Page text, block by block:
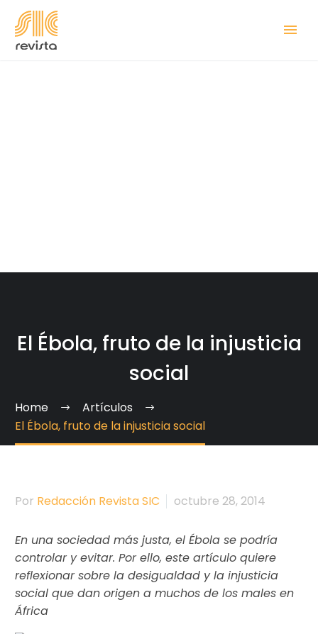
El Ébola, fruto de la injusticia
social
Home
Artículos
El Ébola, fruto de la injusticia social
Por Redacción Revista SIC octubre 28, 2014
En una sociedad más justa, el Ébola se podría
controlar y evitar. Por ello, este artículo quiere
reflexionar sobre la desigualdad y la injusticia
social que dan origen a muchos de los males en
África